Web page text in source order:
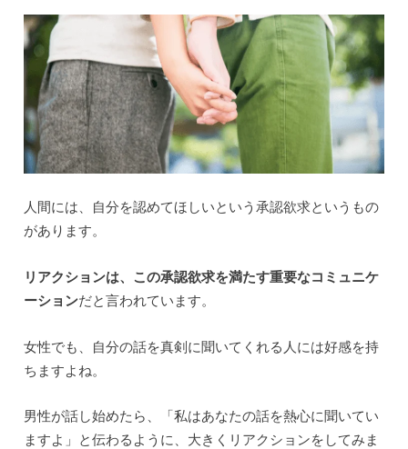
人間には、自分を認めてほしいという承認欲求というもの
があります。
リアクションは、この承認欲求を満たす重要なコミュニケ
ーションだと言われています。
女性でも、自分の話を真剣に聞いてくれる人には好感を持
ちますよね。
男性が話し始めたら、「私はあなたの話を熱心に聞いてい
ますよ」と伝わるように、大きくリアクションをしてみま